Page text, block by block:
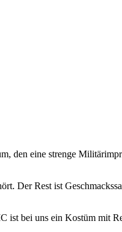
den eine strenge
Der Rest ist
ist bei uns ein Kostüm mit